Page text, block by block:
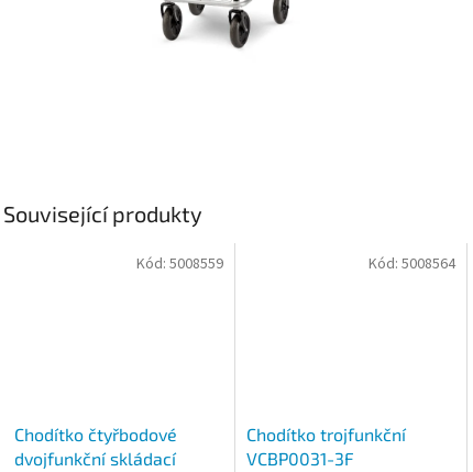
Související produkty
Chodítko čtyřbodové
dvojfunkční skládací
Kód: 5008559
Chodítko trojfunkční
VCBP0031-3F
Kód: 5008564